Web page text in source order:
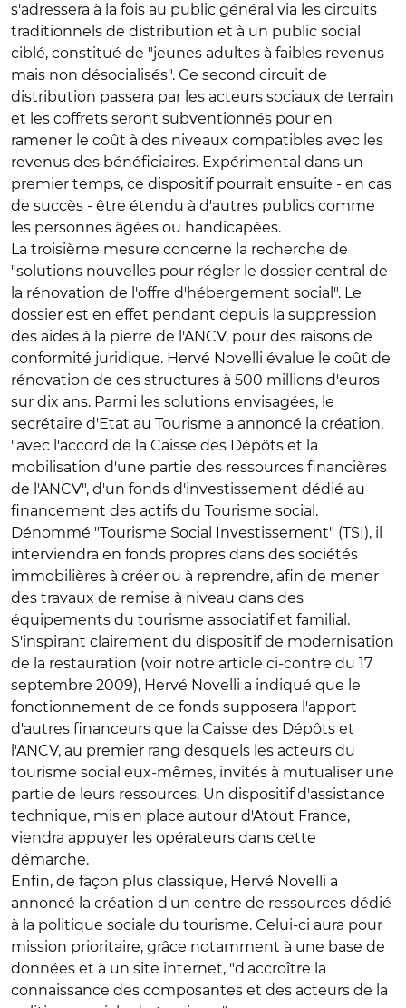
s'adressera à la fois au public général via les circuits
traditionnels de distribution et à un public social
ciblé, constitué de "jeunes adultes à faibles revenus
mais non désocialisés". Ce second circuit de
distribution passera par les acteurs sociaux de terrain
et les coffrets seront subventionnés pour en
ramener le coût à des niveaux compatibles avec les
revenus des bénéficiaires. Expérimental dans un
premier temps, ce dispositif pourrait ensuite - en cas
de succès - être étendu à d'autres publics comme
les personnes âgées ou handicapées.
La troisième mesure concerne la recherche de
"solutions nouvelles pour régler le dossier central de
la rénovation de l'offre d'hébergement social". Le
dossier est en effet pendant depuis la suppression
des aides à la pierre de l'ANCV, pour des raisons de
conformité juridique. Hervé Novelli évalue le coût de
rénovation de ces structures à 500 millions d'euros
sur dix ans. Parmi les solutions envisagées, le
secrétaire d'Etat au Tourisme a annoncé la création,
"avec l'accord de la Caisse des Dépôts et la
mobilisation d'une partie des ressources financières
de l'ANCV", d'un fonds d'investissement dédié au
financement des actifs du Tourisme social.
Dénommé "Tourisme Social Investissement" (TSI), il
interviendra en fonds propres dans des sociétés
immobilières à créer ou à reprendre, afin de mener
des travaux de remise à niveau dans des
équipements du tourisme associatif et familial.
S'inspirant clairement du dispositif de modernisation
de la restauration (voir notre article ci-contre du 17
septembre 2009), Hervé Novelli a indiqué que le
fonctionnement de ce fonds supposera l'apport
d'autres financeurs que la Caisse des Dépôts et
l'ANCV, au premier rang desquels les acteurs du
tourisme social eux-mêmes, invités à mutualiser une
partie de leurs ressources. Un dispositif d'assistance
technique, mis en place autour d'Atout France,
viendra appuyer les opérateurs dans cette
démarche.
Enfin, de façon plus classique, Hervé Novelli a
annoncé la création d'un centre de ressources dédié
à la politique sociale du tourisme. Celui-ci aura pour
mission prioritaire, grâce notamment à une base de
données et à un site internet, "d'accroître la
connaissance des composantes et des acteurs de la